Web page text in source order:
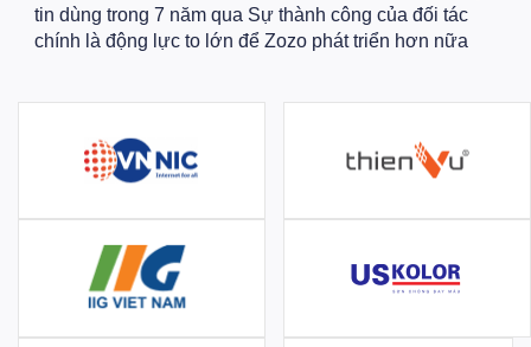
tin dùng trong 7 năm qua Sự thành công của đối tác
chính là động lực to lớn để Zozo phát triển hơn nữa